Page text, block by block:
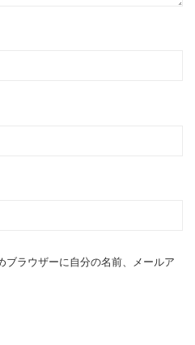
ブラウザーに自分の名前、メールア